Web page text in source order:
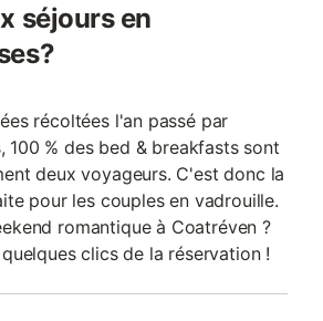
séjours en
récoltées l'an passé par
100 % des bed & breakfasts sont
deux voyageurs. C'est donc la
pour les couples en vadrouille.
romantique à Coatréven ?
clics de la réservation !